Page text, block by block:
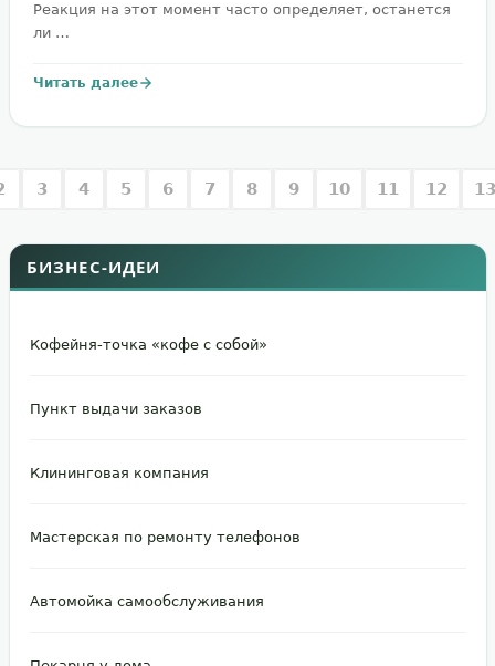
Реакция на этот момент часто определяет, останется
ли …
Читать далее
3 4 5 6 7 8 9 10 11 12 13
БИЗНЕС-ИДЕИ
Кофейня-точка «кофе с собой»
Пункт выдачи заказов
Клининговая компания
Мастерская по ремонту телефонов
Автомойка самообслуживания